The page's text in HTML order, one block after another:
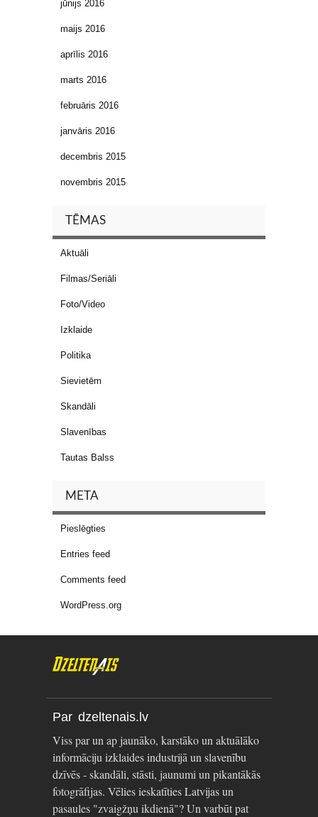
jūnijs 2016
maijs 2016
aprīlis 2016
marts 2016
februāris 2016
janvāris 2016
decembris 2015
novembris 2015
TĒMAS
Aktuāli
Filmas/Seriāli
Foto/Video
Izklaide
Politika
Sievietēm
Skandāli
Slavenības
Tautas Balss
META
Pieslēgties
Entries feed
Comments feed
WordPress.org
Par dzeltenais.lv
Viss par un ap jaunāko, karstāko un aktuālāko
informāciju izklaides industrijā un slavenību
dzīvēs - skandāli, stāsti, jaunumi un pikantākās
fotogrāfijas. Vēlies ieskatīties Latvijas un
pasaules "zvaigžņu ikdienā"? Un varbūt pat